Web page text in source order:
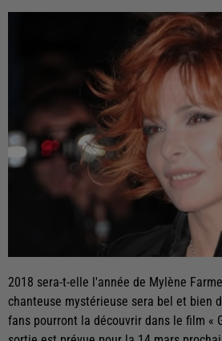
2018 sera-t-elle l'année de Mylène
chanteuse mystérieuse sera bel et bien
fans pourront la découvrir dans le film «